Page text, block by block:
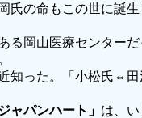
の命もこの世に誕
岡山医療センター
知った。「小松氏⇔
ャパンハート」 は、